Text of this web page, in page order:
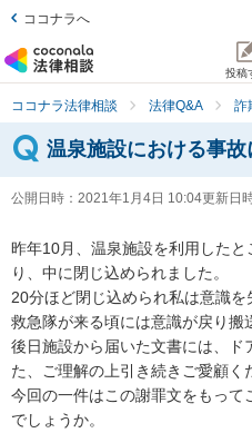
ココナラへ
投稿
ココナラ法律相談 法律Q&A 詐
温泉施設における事故
公開日時： 2021年1月4日 10:04更新日
昨年10月、温泉施設を利用した
り、中に閉じ込められました。
20分ほど閉じ込められ私は意識を
救急隊が来る頃には意識が戻り搬
後日施設から届いた文書には、ド
た、ご理解の上引き続きご愛顧く
今回の一件はこの謝罪文をもっ
でしょうか。